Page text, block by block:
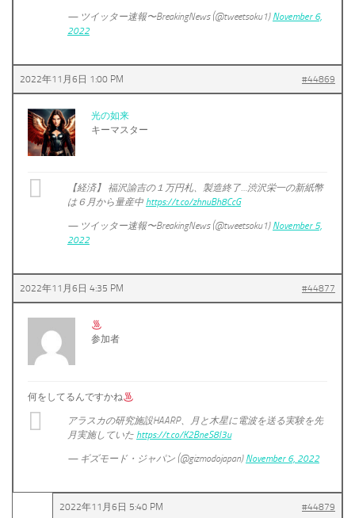
— ツイッター速報〜BreakingNews (@tweetsoku1) November 6,
2022
2022年11月6日 1:00 PM #44869
光の如来
キーマスター
【経済】 福沢諭吉の１万円札、製造終了…渋沢栄一の新紙幣
は６月から量産中 https://t.co/zhnuBh8CcG
— ツイッター速報〜BreakingNews (@tweetsoku1) November 5,
2022
2022年11月6日 4:35 PM #44877
参加者
何をしてるんですかね
アラスカの研究施設HAARP、月と木星に電波を送る実験を先
月実施していた https://t.co/K2BneS8I3u
— ギズモード・ジャパン (@gizmodojapan) November 6, 2022
2022年11月6日 5:40 PM #44879